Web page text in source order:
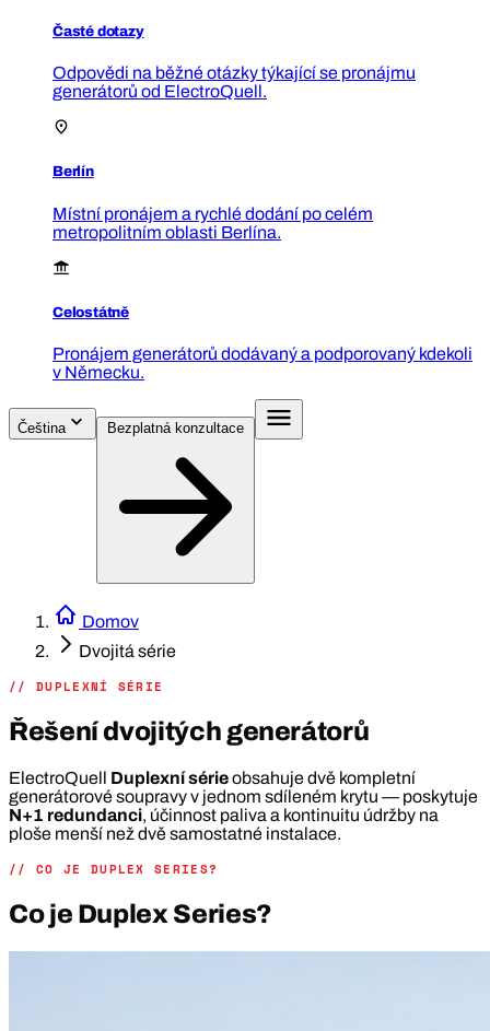
Časté dotazy
Odpovědi na běžné otázky týkající se pronájmu
generátorů od ElectroQuell.
Berlín
Místní pronájem a rychlé dodání po celém
metropolitním oblasti Berlína.
Celostátně
Pronájem generátorů dodávaný a podporovaný kdekoli
v Německu.
Čeština
Domov
Dvojitá série
// DUPLEXNÍ SÉRIE
Řešení dvojitých generátorů
ElectroQuell Duplexní sérieobsahuje dvě kompletní
generátorové soupravy v jednom sdíleném krytu — poskytuje
N+1 redundanci, účinnost paliva a kontinuitu údržby na
ploše menší než dvě samostatné instalace.
// CO JE DUPLEX SERIES?
Co je Duplex Series?